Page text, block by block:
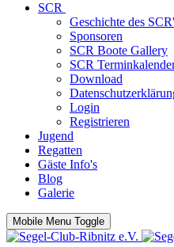
SCR
Geschichte des
Sponsoren
SCR Boote Gallery
SCR
Download
Login
Registrieren
Jugend
Regatten
Gäste Info's
Blog
Galerie
Mobile Menu Toggle